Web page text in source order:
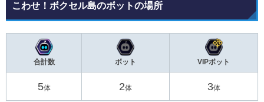
こわせ！ボクセル島のボットの場所
合計数 ボット VIPボット
5体 2体 3体